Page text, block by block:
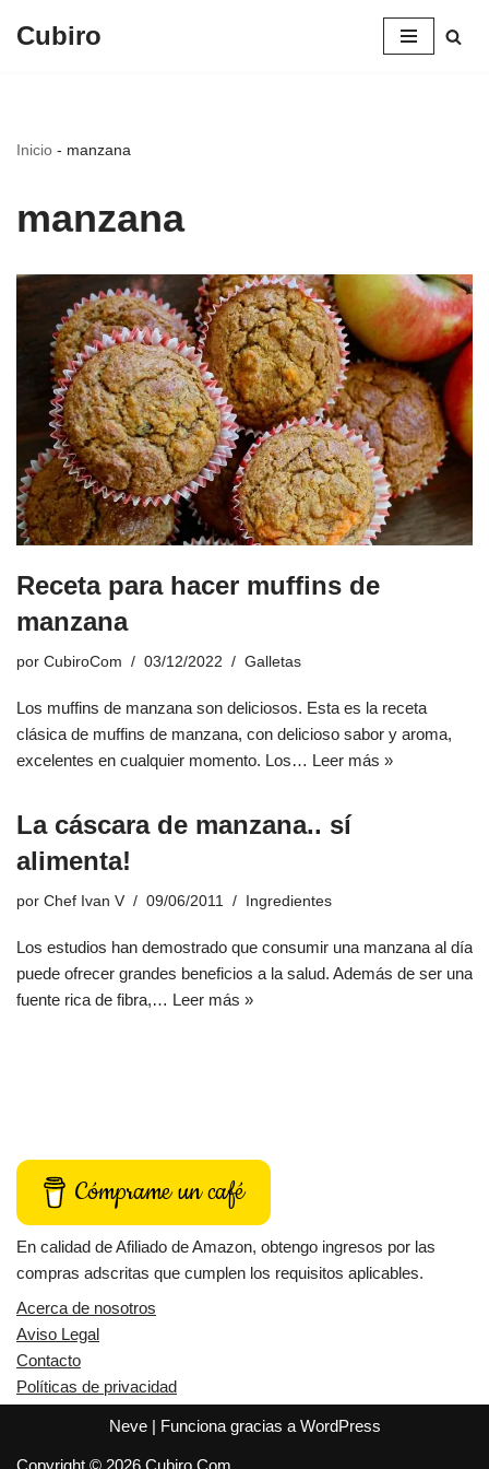
Cubiro
Inicio - manzana
manzana
Receta para hacer muffins de
manzana
por CubiroCom 03/12/2022 Galletas
Los muffins de manzana son deliciosos. Esta es la receta
clásica de muffins de manzana, con delicioso sabor y aroma,
excelentes en cualquier momento. Los… Leer más »
La cáscara de manzana.. sí
alimenta!
por Chef Ivan V 09/06/2011 Ingredientes
Los estudios han demostrado que consumir una manzana al día
puede ofrecer grandes beneficios a la salud. Además de ser una
fuente rica de fibra,… Leer más »
Cómprame un café
En calidad de Afiliado de Amazon, obtengo ingresos por las
compras adscritas que cumplen los requisitos aplicables.
Acerca de nosotros
Aviso Legal
Contacto
Políticas de privacidad
Neve| Funciona gracias a WordPress